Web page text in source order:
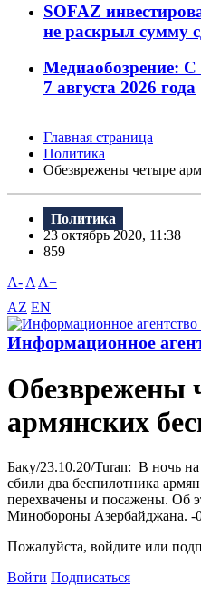
SOFAZ
не раскрыл сумму
Медиаобозрение: С
7 августа 2026 года
Главная страница
Политика
Обезврежены четыре
Политика
23 октябрь 2020, 11:38
859
A- A A+
AZ EN
Информационное
Обезврежены
армянских
Баку/23.10.20/Turan: В ночь
сбили два беспилотника
перехвачены и посажены. Об
Минобороны Азербайджана. -
Пожалуйста, войдите или
Войти Подписаться